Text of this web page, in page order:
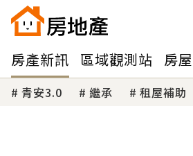
房產新訊 區域觀測站 房
青安3.0 繼承 租屋補助